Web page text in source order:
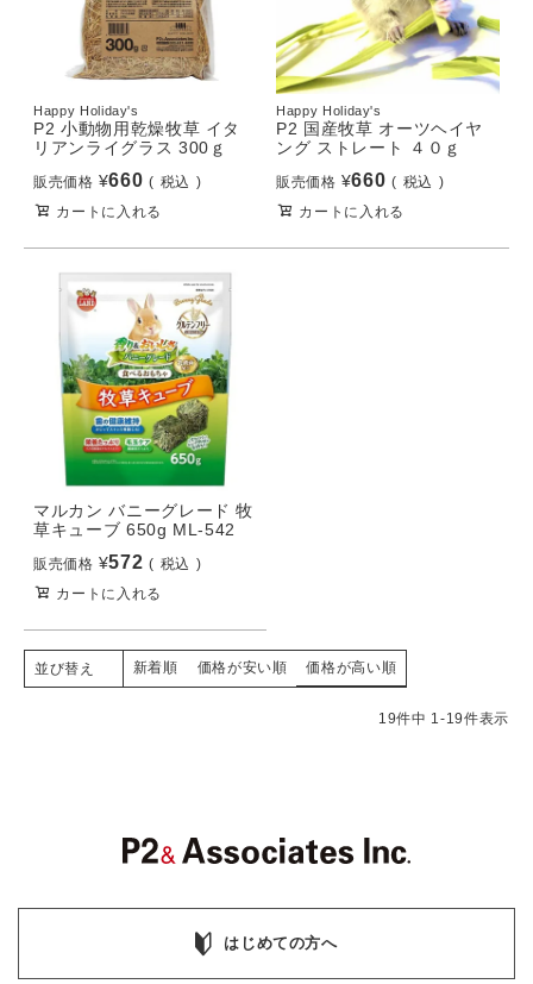
Happy Holiday's
P2 小動物用乾燥牧草 イタ
リアンライグラス 300ｇ
販売価格 ¥660
税込
カートに入れる
Happy Holiday's
P2 国産牧草 オーツヘイヤ
ング ストレート ４０ｇ
販売価格 ¥660
税込
カートに入れる
マルカン バニーグレード 牧
草キューブ 650g ML-542
販売価格 ¥572
税込
カートに入れる
並び替え 新着順 価格が安い順 価格が高い順
19件中 1-19件表示
はじめての方へ